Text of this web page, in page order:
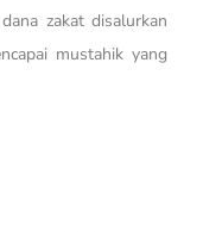
zakat disalurkan
mustahik yang